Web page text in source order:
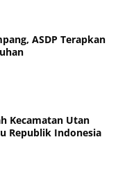
ASDP Terapkan
Kecamatan Utan
Republik Indonesia